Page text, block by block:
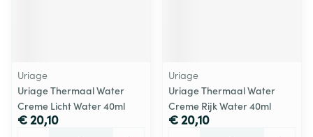
Uriage
Uriage Thermaal Water
Creme Licht Water 40ml
€ 20,10
Uriage
Uriage Thermaal Water
Creme Rijk Water 40ml
€ 20,10